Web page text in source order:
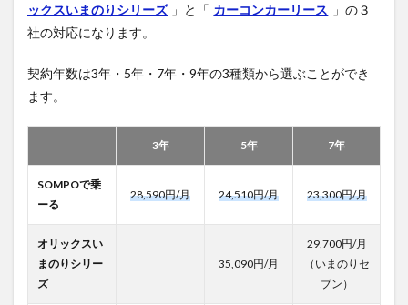
ックスいまのりシリーズ 」と「 カーコンカーリース
」の３
社の対応になります。
契約年数は3年・5年・7年・9年の3種類から選ぶことができ
ます。
3年 5年 7年
SOMPOで乗
ーる
28,590円/月 24,510円/月 23,300円/月
オリックスい
まのりシリー
ズ
35,090円/月
29,700円/月
（いまのりセ
ブン）